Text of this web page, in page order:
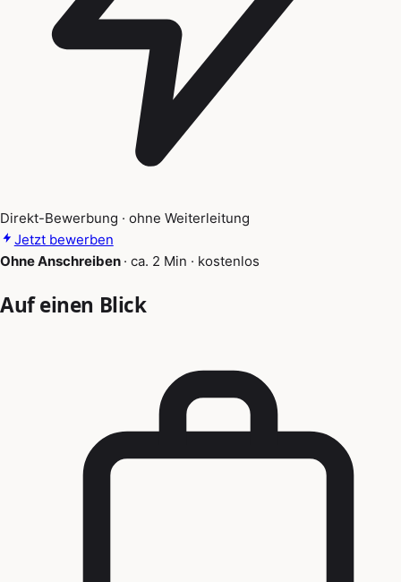
Direkt-Bewerbung · ohne Weiterleitung
Jetzt bewerben
Ohne Anschreiben · ca. 2 Min · kostenlos
Auf einen Blick